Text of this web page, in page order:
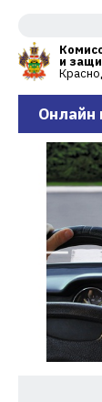
и
Онлайн